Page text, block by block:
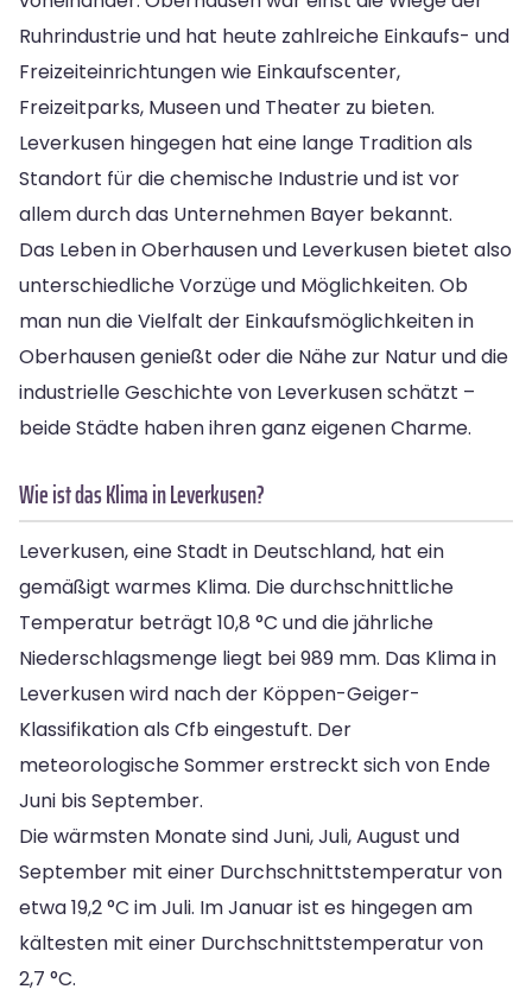
Ruhrindustrie und hat heute zahlreiche Einkaufs- und
Freizeiteinrichtungen wie Einkaufscenter,
Freizeitparks, Museen und Theater zu bieten.
Leverkusen hingegen hat eine lange Tradition als
Standort für die chemische Industrie und ist vor
allem durch das Unternehmen Bayer bekannt.
Das Leben in Oberhausen und Leverkusen bietet also
unterschiedliche Vorzüge und Möglichkeiten. Ob
man nun die Vielfalt der Einkaufsmöglichkeiten in
Oberhausen genießt oder die Nähe zur Natur und die
industrielle Geschichte von Leverkusen schätzt –
beide Städte haben ihren ganz eigenen Charme.
Wie ist das Klima in Leverkusen?
Leverkusen, eine Stadt in Deutschland, hat ein
gemäßigt warmes Klima. Die durchschnittliche
Temperatur beträgt 10,8 °C und die jährliche
Niederschlagsmenge liegt bei 989 mm. Das Klima in
Leverkusen wird nach der Köppen-Geiger-
Klassifikation als Cfb eingestuft. Der
meteorologische Sommer erstreckt sich von Ende
Juni bis September.
Die wärmsten Monate sind Juni, Juli, August und
September mit einer Durchschnittstemperatur von
etwa 19,2 °C im Juli. Im Januar ist es hingegen am
kältesten mit einer Durchschnittstemperatur von
2,7 °C.